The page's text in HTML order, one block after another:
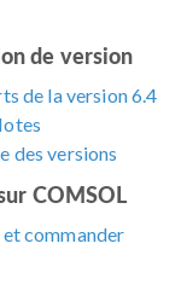
de version
de la version 6.4
des versions
COMSOL
commander